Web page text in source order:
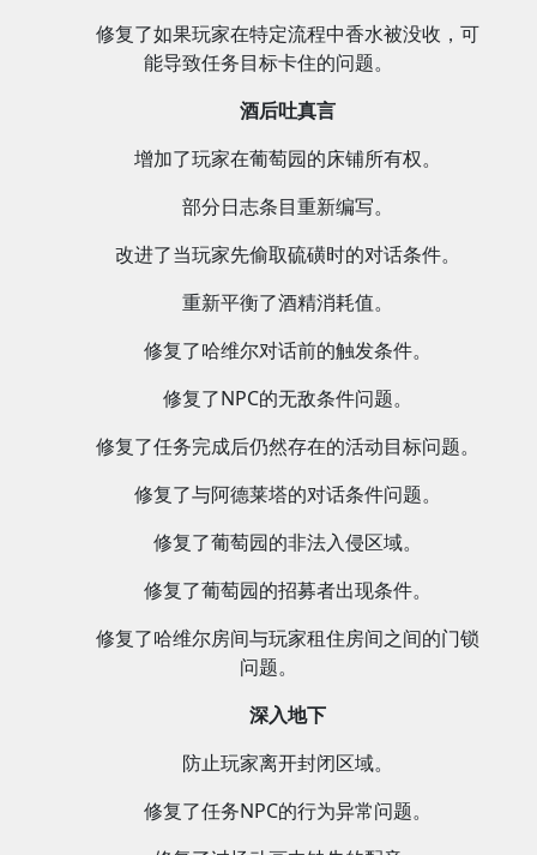
修复了如果玩家在特定流程中香水被没收，可
能导致任务目标卡住的问题。
酒后吐真言
增加了玩家在葡萄园的床铺所有权。
部分日志条目重新编写。
改进了当玩家先偷取硫磺时的对话条件。
重新平衡了酒精消耗值。
修复了哈维尔对话前的触发条件。
修复了NPC的无敌条件问题。
修复了任务完成后仍然存在的活动目标问题。
修复了与阿德莱塔的对话条件问题。
修复了葡萄园的非法入侵区域。
修复了葡萄园的招募者出现条件。
修复了哈维尔房间与玩家租住房间之间的门锁
问题。
深入地下
防止玩家离开封闭区域。
修复了任务NPC的行为异常问题。